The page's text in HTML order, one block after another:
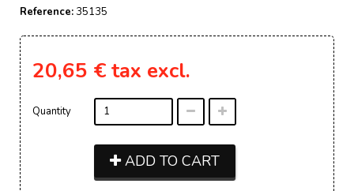
Reference:35135
20,65 € tax excl.
Quantity
ADD TO CART